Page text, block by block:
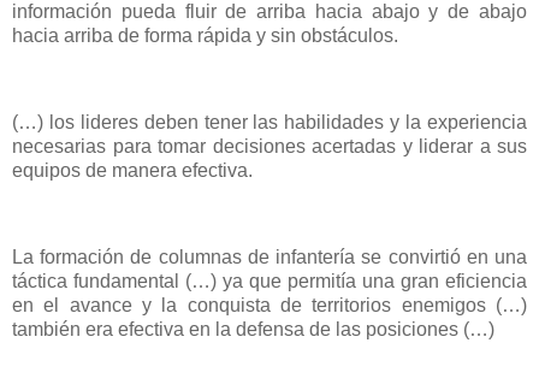
información pueda fluir de arriba hacia abajo y de abajo
hacia arriba de forma rápida y sin obstáculos.
(…) los lideres deben tener las habilidades y la experiencia
necesarias para tomar decisiones acertadas y liderar a sus
equipos de manera efectiva.
La formación de columnas de infantería se convirtió en una
táctica fundamental (…) ya que permitía una gran eficiencia
en el avance y la conquista de territorios enemigos (…)
también era efectiva en la defensa de las posiciones (…)